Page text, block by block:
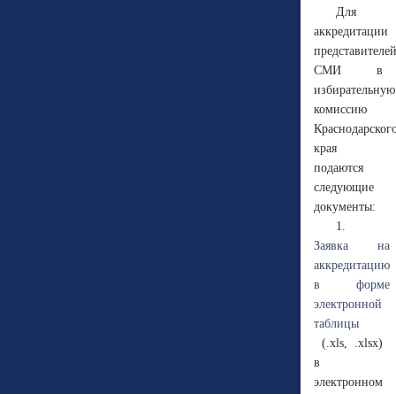
Для
аккредитации
представителей
СМИ в
избирательную
комиссию
края
подаются
следующие
документы:
1.
Заявка на
аккредитацию
в форме
электронной
таблицы
(.xls, .xlsx)
в
электронном